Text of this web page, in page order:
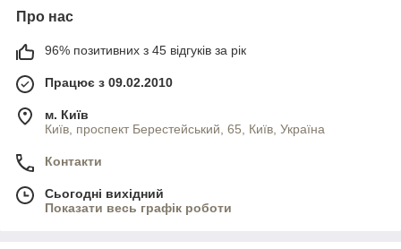
Про нас
96% позитивних з 45 відгуків за рік
Працює з 09.02.2010
м. Київ
Київ, проспект Берестейський, 65, Київ, Україна
Контакти
Сьогодні вихідний
Показати весь графік роботи